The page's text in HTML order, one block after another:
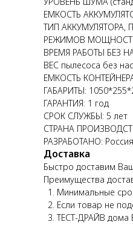
ЕМКОСТЬ
ТИП АККУМУЛЯТОРА,
РЕЖИМОВ
ВРЕМЯ РАБОТЫ БЕЗ
ВЕС пылесоса без
ЕМКОСТЬ
ГАБАРИТЫ:
ГАРАНТИЯ: 1 год
СРОК СЛУЖБЫ: 5 лет
СТРАНА
РАЗРАБОТАНО: Россия
Доставка
Быстро доставим
Преимущества
Минимальные
Если товар не
ТЕСТ-ДРАЙВ дома